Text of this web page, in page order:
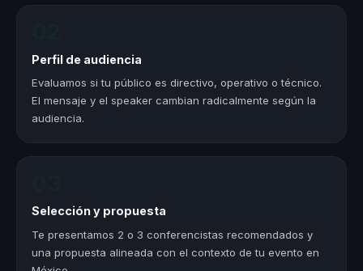
Perfil de audiencia
Evaluamos si tu público es directivo, operativo o técnico.
El mensaje y el speaker cambian radicalmente según la
audiencia.
Selección y propuesta
Te presentamos 2 o 3 conferencistas recomendados y
una propuesta alineada con el contexto de tu evento en